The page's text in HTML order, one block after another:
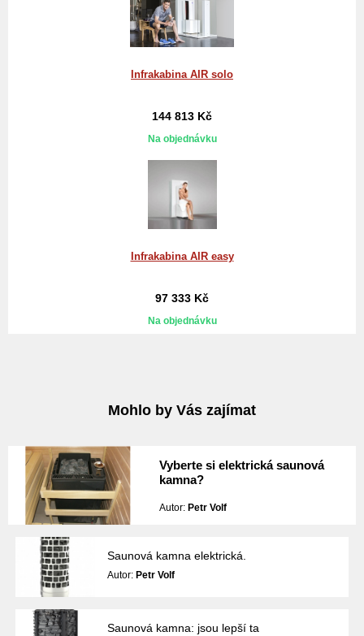
Infrakabina AIR solo
144 813 Kč
Na objednávku
Infrakabina AIR easy
97 333 Kč
Na objednávku
Mohlo by Vás zajímat
Vyberte si elektrická saunová
kamna?
Autor: Petr Volf
Saunová kamna elektrická.
Autor: Petr Volf
Saunová kamna: jsou lepší ta